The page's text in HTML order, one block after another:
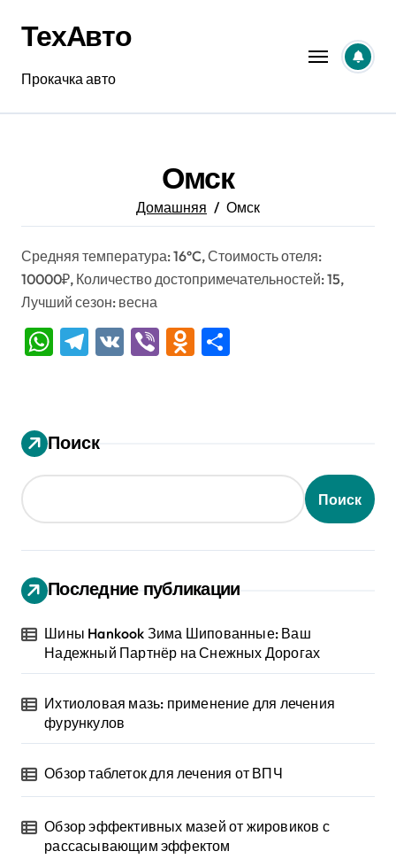
содержанию
ТехАвто
Прокачка авто
Омск
Домашняя Омск
Средняя температура: 16°C, Стоимость отеля:
10000₽, Количество достопримечательностей: 15,
Лучший сезон: весна
WhatsApp
Telegram
VK ViberOdnoklassniki
Поиск
Поиск
Последние публикации
Шины Hankook Зима Шипованные: Ваш
Надежный Партнёр на Снежных Дорогах
Ихтиоловая мазь: применение для лечения
фурункулов
Обзор таблеток для лечения от ВПЧ
Обзор эффективных мазей от жировиков с
рассасывающим эффектом